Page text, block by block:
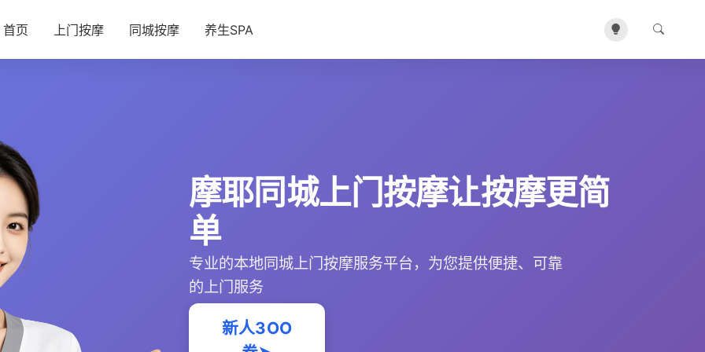
首页 上门按摩 同城按摩 养生SPA
摩耶同城上门按摩让按摩更简
单
专业的本地同城上门按摩服务平台，为您提供便捷、可靠
的上门服务
新人3OO